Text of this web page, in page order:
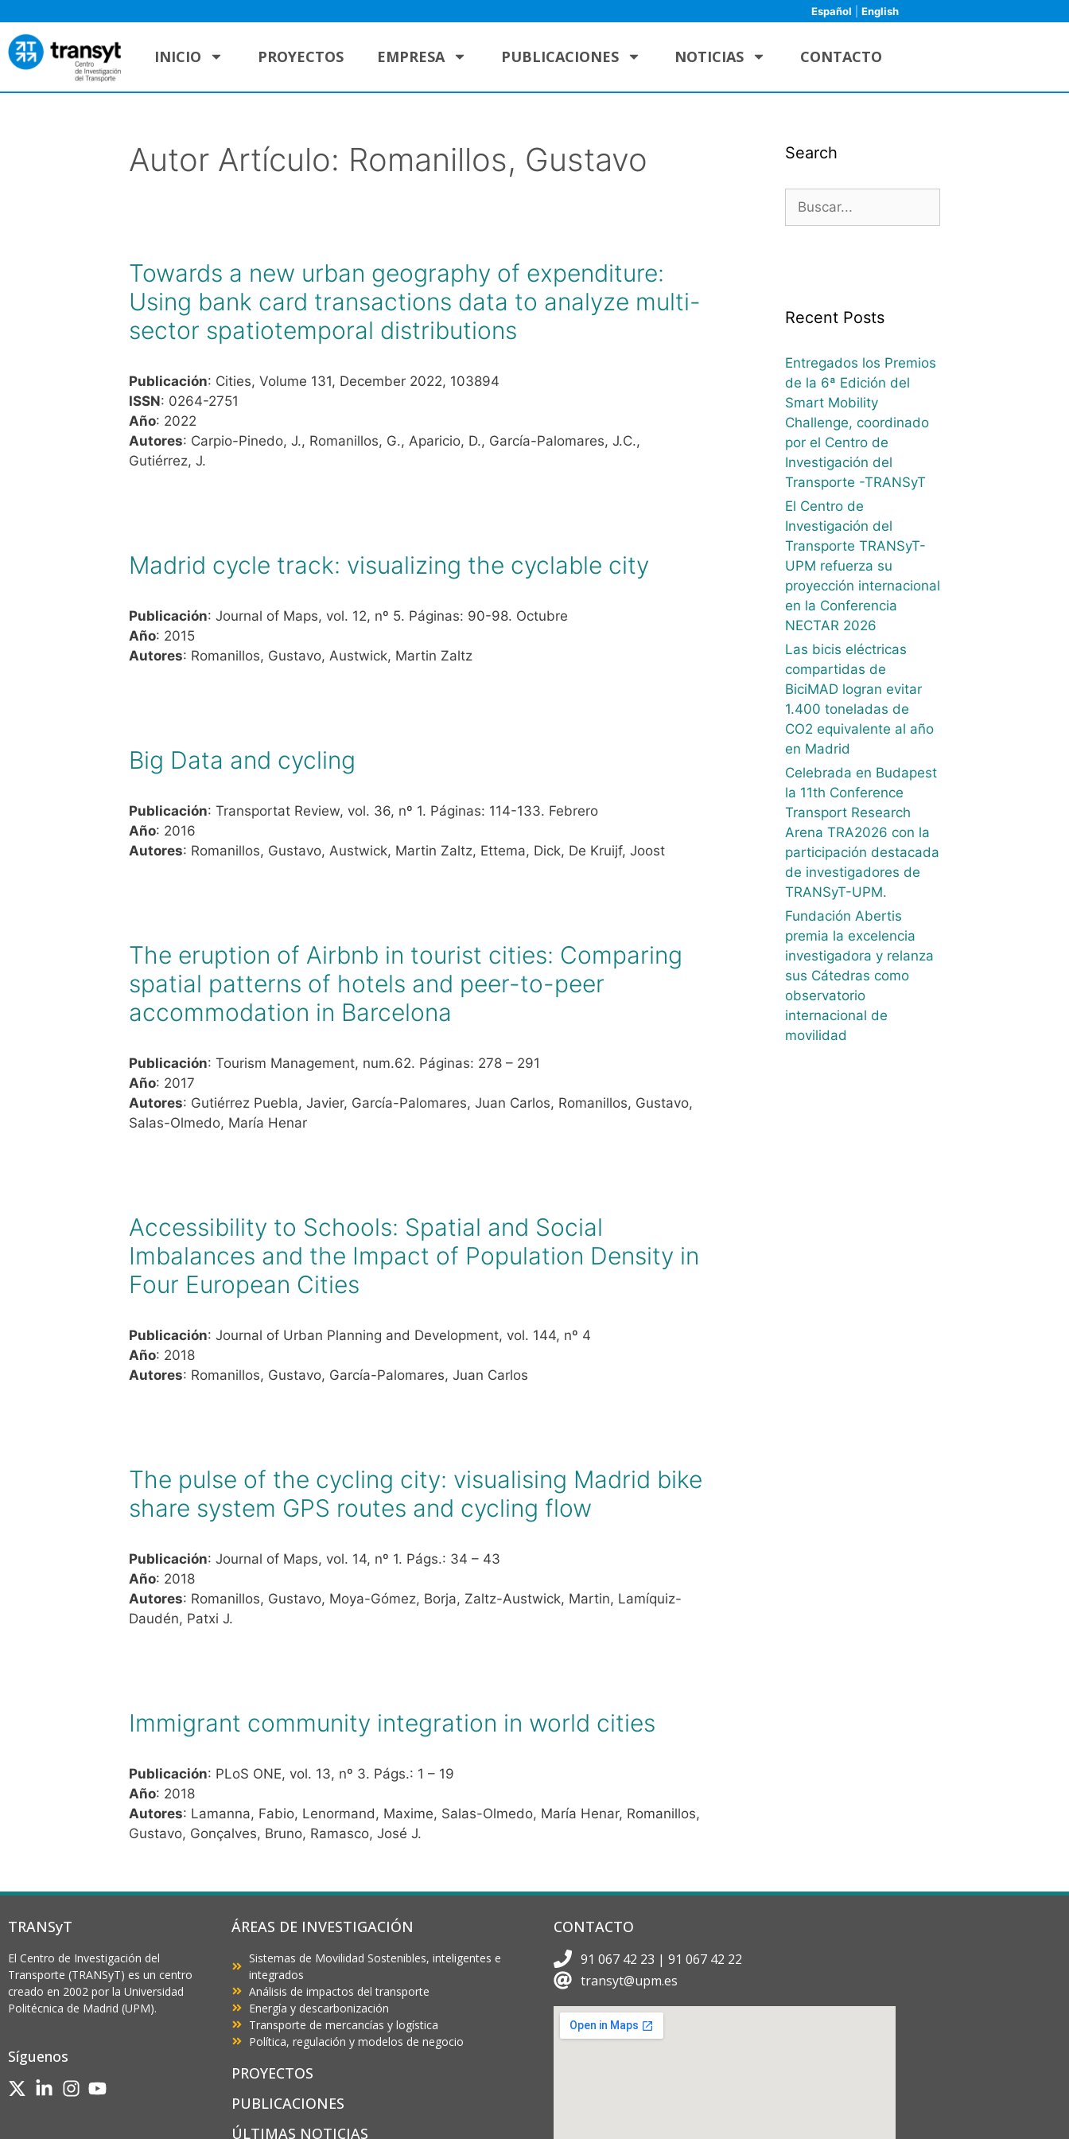
Español English
INICIO PROYECTOS EMPRESA PUBLICACIONES NOTICIAS CONTACTO
Autor Artículo: Romanillos, Gustavo
Towards a new urban geography of expenditure:
Using bank card transactions data to analyze multi-
sector spatiotemporal distributions
Publicación: Cities, Volume 131, December 2022, 103894
ISSN: 0264-2751
Año: 2022
Autores: Carpio-Pinedo, J., Romanillos, G., Aparicio, D., García-Palomares, J.C.,
Gutiérrez, J.
Madrid cycle track: visualizing the cyclable city
Publicación: Journal of Maps, vol. 12, nº 5. Páginas: 90-98. Octubre
Año: 2015
Autores: Romanillos, Gustavo, Austwick, Martin Zaltz
Big Data and cycling
Publicación: Transportat Review, vol. 36, nº 1. Páginas: 114-133. Febrero
Año: 2016
Autores: Romanillos, Gustavo, Austwick, Martin Zaltz, Ettema, Dick, De Kruijf, Joost
The eruption of Airbnb in tourist cities: Comparing
spatial patterns of hotels and peer-to-peer
accommodation in Barcelona
Publicación: Tourism Management, num.62. Páginas: 278 – 291
Año: 2017
Autores: Gutiérrez Puebla, Javier, García-Palomares, Juan Carlos, Romanillos, Gustavo,
Salas-Olmedo, María Henar
Accessibility to Schools: Spatial and Social
Imbalances and the Impact of Population Density in
Four European Cities
Publicación: Journal of Urban Planning and Development, vol. 144, nº 4
Año: 2018
Autores: Romanillos, Gustavo, García-Palomares, Juan Carlos
The pulse of the cycling city: visualising Madrid bike
share system GPS routes and cycling flow
Publicación: Journal of Maps, vol. 14, nº 1. Págs.: 34 – 43
Año: 2018
Autores: Romanillos, Gustavo, Moya-Gómez, Borja, Zaltz-Austwick, Martin, Lamíquiz-
Daudén, Patxi J.
Immigrant community integration in world cities
Publicación: PLoS ONE, vol. 13, nº 3. Págs.: 1 – 19
Año: 2018
Autores: Lamanna, Fabio, Lenormand, Maxime, Salas-Olmedo, María Henar, Romanillos,
Gustavo, Gonçalves, Bruno, Ramasco, José J.
Search
Recent Posts
Entregados los Premios
de la 6ª Edición del
Smart Mobility
Challenge, coordinado
por el Centro de
Investigación del
Transporte -TRANSyT
El Centro de
Investigación del
Transporte TRANSyT-
UPM refuerza su
proyección internacional
en la Conferencia
NECTAR 2026
Las bicis eléctricas
compartidas de
BiciMAD logran evitar
1.400 toneladas de
CO2 equivalente al año
en Madrid
Celebrada en Budapest
la 11th Conference
Transport Research
Arena TRA2026 con la
participación destacada
de investigadores de
TRANSyT-UPM.
Fundación Abertis
premia la excelencia
investigadora y relanza
sus Cátedras como
observatorio
internacional de
movilidad
TRANSyT
El Centro de Investigación del
Transporte (TRANSyT) es un centro
creado en 2002 por la Universidad
Politécnica de Madrid (UPM).
Síguenos
ÁREAS DE INVESTIGACIÓN
Sistemas de Movilidad Sostenibles, inteligentes e
integrados
Análisis de impactos del transporte
Energía y descarbonización
Transporte de mercancías y logística
Política, regulación y modelos de negocio
PROYECTOS
PUBLICACIONES
ÚLTIMAS NOTICIAS
CONTACTO
91 067 42 23 | 91 067 42 22
transyt@upm.es